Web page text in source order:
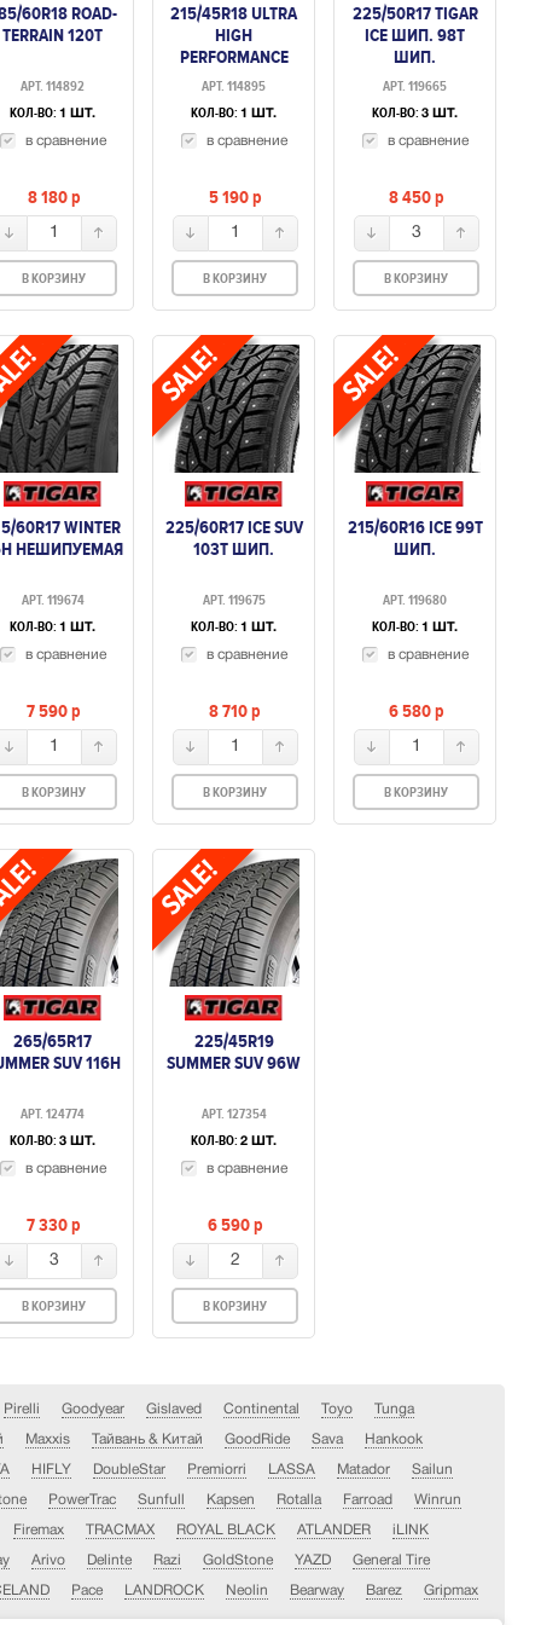
60R18 ROAD-
TERRAIN 120T
АРТ. 114892
КОЛ-ВО: 1 ШТ.
в сравнение
8 180p
1
В КОРЗИНУ
215/45R18 ULTRA
HIGH
PERFORMANCE
100A1
АРТ. 114895
КОЛ-ВО: 1 ШТ.
в сравнение
5 190p
1
В КОРЗИНУ
225/50R17 TIGAR
ICE ШИП. 98T
ШИП.
АРТ. 119665
КОЛ-ВО: 3 ШТ.
в сравнение
8 450p
3
В КОРЗИНУ
60R17 WINTER
НЕШИПУЕМАЯ
АРТ. 119674
КОЛ-ВО: 1 ШТ.
в сравнение
7 590p
1
В КОРЗИНУ
225/60R17 ICE SUV
103T ШИП.
АРТ. 119675
КОЛ-ВО: 1 ШТ.
в сравнение
8 710p
1
В КОРЗИНУ
215/60R16 ICE 99T
ШИП.
АРТ. 119680
КОЛ-ВО: 1 ШТ.
в сравнение
6 580p
1
В КОРЗИНУ
265/65R17
SUV 116H
АРТ. 124774
КОЛ-ВО: 3 ШТ.
в сравнение
7 330p
3
В КОРЗИНУ
225/45R19
SUMMER SUV 96W
АРТ. 127354
КОЛ-ВО: 2 ШТ.
в сравнение
6 590p
2
В КОРЗИНУ
Pirelli Goodyear Gislaved Continental Toyo Tunga
Maxxis Тайвань & Китай GoodRide Sava Hankook
HIFLY DoubleStar Premiorri LASSA Matador Sailun
PowerTrac Sunfull Kapsen Rotalla Farroad Winrun
Firemax TRACMAX ROYAL BLACK ATLANDER iLINK
Arivo Delinte Razi GoldStone YAZD General Tire
Pace LANDROCK Neolin Bearway Barez Gripmax